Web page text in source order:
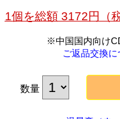
1個を総額 3172円（
※中国国内向け
ご返品交換
数量